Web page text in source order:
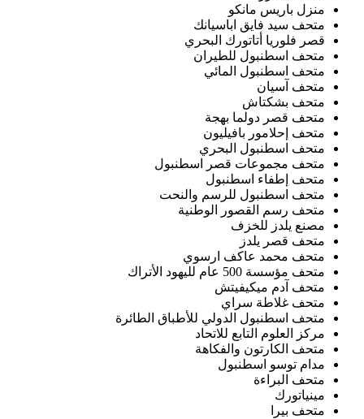
منزل باريس مانكو
متحف سيد فايق اباسيانك
قصر فلوريا أتاتورك البحري
متحف اسطنبول للطيران
متحف اسطنبول المائي
متحف آسيان
متحف بشكتاش
متحف قصر دولما بهجة
متحف إحلامور بافيليون
متحف اسطنبول البحري
متحف مجموعات قصر اسطنبول
متحف إطفاء اسطنبول
متحف اسطنبول للرسم والنحت
متحف رسم القصور الوطنية
مصنع يلدز للخزف
متحف قصر يلدز
متحف محمد عاكف ارسوي
متحف مؤسسة 500 عام لليهود الأتراك
متحف آدم ميكيفيتش
متحف غلاطة سراي
متحف اسطنبول الدولي للأطباق الطائرة
مركز العلوم التابع للاتحاد
متحف الكارتون والفكاهة
مدام توسو اسطنبول
متحف البراءة
مينياتورك
متحف بيرا